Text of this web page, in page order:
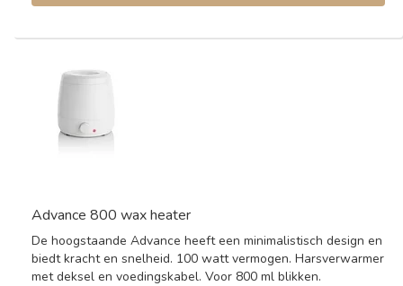
Advance 800 wax heater
De hoogstaande Advance heeft een minimalistisch design en
biedt kracht en snelheid. 100 watt vermogen. Harsverwarmer
met deksel en voedingskabel. Voor 800 ml blikken.